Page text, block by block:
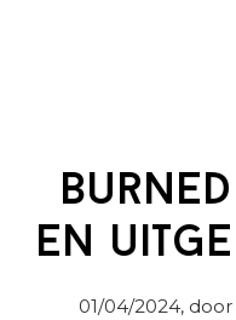
en
01/04/2024,